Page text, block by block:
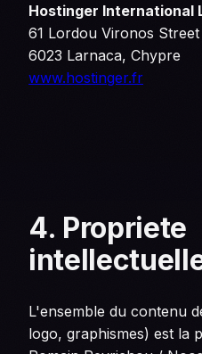
Hostinger International
61 Lordou Vironos Street
6023 Larnaca, Chypre
www.hostinger.fr
4. Propriete
L'ensemble du contenu
logo, graphismes) est la